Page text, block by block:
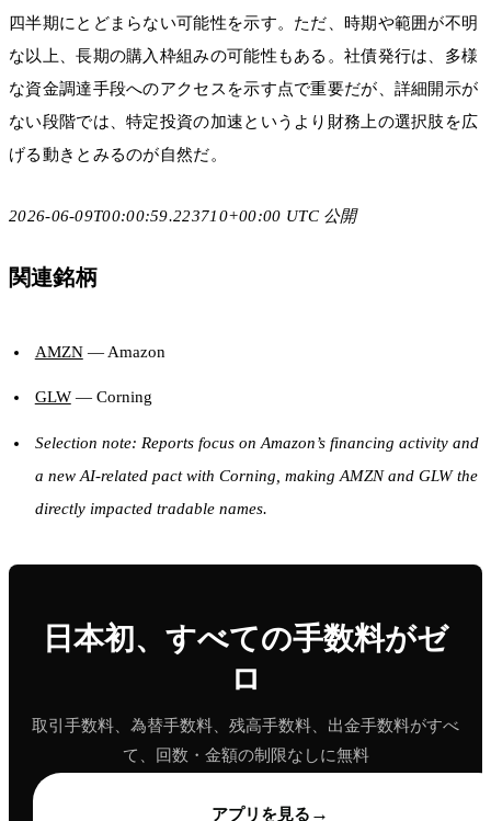
四半期にとどまらない可能性を示す。ただ、時期や範囲が不明
な以上、長期の購入枠組みの可能性もある。社債発行は、多様
な資金調達手段へのアクセスを示す点で重要だが、詳細開示が
ない段階では、特定投資の加速というより財務上の選択肢を広
げる動きとみるのが自然だ。
2026-06-09T00:00:59.223710+00:00 UTC 公開
関連銘柄
AMZN— Amazon
GLW— Corning
Selection note: Reports focus on Amazon’s financing activity and
a new AI-related pact with Corning, making AMZN and GLW the
directly impacted tradable names.
日本初、すべての手数料がゼ
ロ
取引手数料、為替手数料、残高手数料、出金手数料がすべ
て、回数・金額の制限なしに無料
アプリを見る →